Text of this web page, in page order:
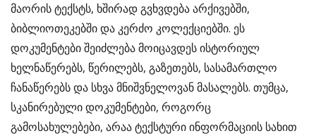
მაორის ტექსტს, ხშირად გვხვდება არქივებში,
ბიბლიოთეკებში და კერძო კოლექციებში. ეს
დოკუმენტები შეიძლება მოიცავდეს ისტორიულ
ხელნაწერებს, წერილებს, გაზეთებს, სასამართლო
ჩანაწერებს და სხვა მნიშვნელოვან მასალებს. თუმცა,
სკანირებული დოკუმენტები, როგორც
გამოსახულებები, არაა ტექსტური ინფორმაციის სახით